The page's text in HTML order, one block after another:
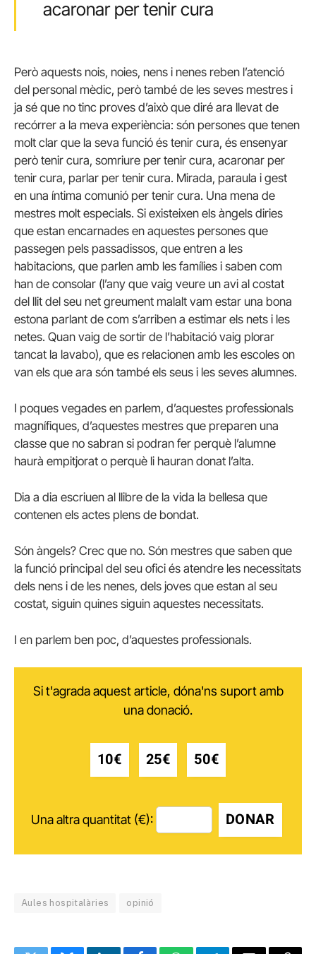
acaronar per tenir cura
Però aquests nois, noies, nens i nenes reben l’atenció
del personal mèdic, però també de les seves mestres i
ja sé que no tinc proves d’això que diré ara llevat de
recórrer a la meva experiència: són persones que tenen
molt clar que la seva funció és tenir cura, és ensenyar
però tenir cura, somriure per tenir cura, acaronar per
tenir cura, parlar per tenir cura. Mirada, paraula i gest
en una íntima comunió per tenir cura. Una mena de
mestres molt especials. Si existeixen els àngels diries
que estan encarnades en aquestes persones que
passegen pels passadissos, que entren a les
habitacions, que parlen amb les famílies i saben com
han de consolar (l’any que vaig veure un avi al costat
del llit del seu net greument malalt vam estar una bona
estona parlant de com s’arriben a estimar els nets i les
netes. Quan vaig de sortir de l’habitació vaig plorar
tancat la lavabo), que es relacionen amb les escoles on
van els que ara són també els seus i les seves alumnes.
I poques vegades en parlem, d’aquestes professionals
magnífiques, d’aquestes mestres que preparen una
classe que no sabran si podran fer perquè l’alumne
haurà empitjorat o perquè li hauran donat l’alta.
Dia a dia escriuen al llibre de la vida la bellesa que
contenen els actes plens de bondat.
Són àngels? Crec que no. Són mestres que saben que
la funció principal del seu ofici és atendre les necessitats
dels nens i de les nenes, dels joves que estan al seu
costat, siguin quines siguin aquestes necessitats.
I en parlem ben poc, d’aquestes professionals.
Si t'agrada aquest article, dóna'ns suport amb
una donació.
10€ 25€ 50€
Una altra quantitat (€): DONAR
Aules hospitalàries opinió